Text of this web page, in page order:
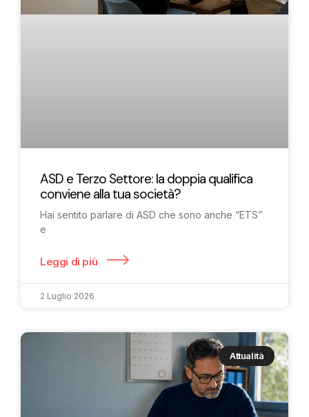
ASD e Terzo Settore: la doppia qualifica
conviene alla tua società?
Hai sentito parlare di ASD che sono anche “ETS”
e
Leggi di più
2 Luglio 2026
Attualità